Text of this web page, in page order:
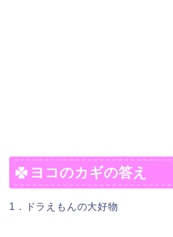
ヨコのカギの答え
1．ドラえもんの大好物